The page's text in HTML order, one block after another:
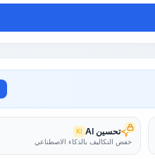
تحسين AI KI
خفض التكاليف بالذكاء الاصطناعي